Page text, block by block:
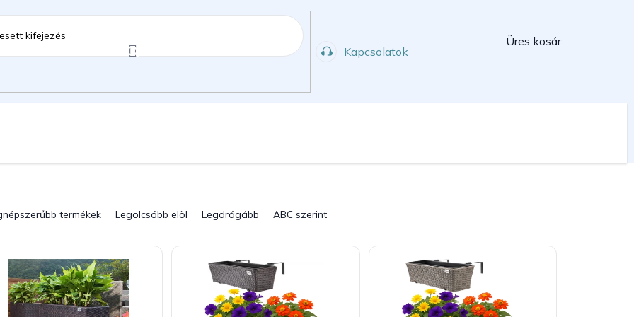
Kapcsolatok
Kosár
Üres kosár
termékek Legolcsóbb elöl Legdrágább ABC szerint